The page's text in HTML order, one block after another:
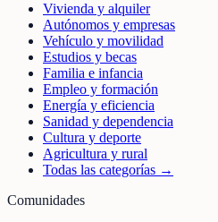
Vivienda y alquiler
Autónomos y empresas
Vehículo y movilidad
Estudios y becas
Familia e infancia
Empleo y formación
Energía y eficiencia
Sanidad y dependencia
Cultura y deporte
Agricultura y rural
Todas las categorías →
Comunidades